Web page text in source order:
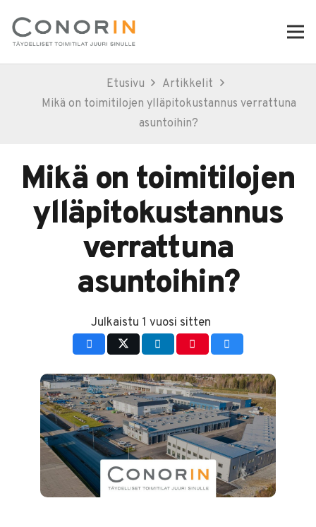
Etusivu
Artikkelit
Mikä on toimitilojen ylläpitokustannus verrattuna
asuntoihin?
Mikä on toimitilojen
ylläpitokustannus
verrattuna
asuntoihin?
Julkaistu 1 vuosi sitten